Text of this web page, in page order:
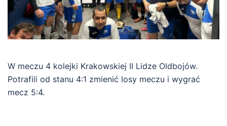
W meczu 4 kolejki Krakowskiej II Lidze Oldbojów.
Potrafili od stanu 4:1 zmienić losy meczu i wygrać
mecz 5:4.